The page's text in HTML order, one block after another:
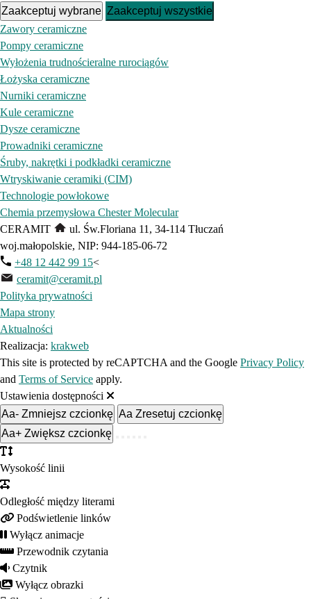
Zaakceptuj wybrane Zaakceptuj wszystkie
Zawory ceramiczne
Pompy ceramiczne
Wyłożenia trudnościeralne rurociągów
Łożyska ceramiczne
Nurniki ceramiczne
Kule ceramiczne
Dysze ceramiczne
Prowadniki ceramiczne
Śruby, nakrętki i podkładki ceramiczne
Wtryskiwanie ceramiki (CIM)
Technologie powłokowe
Chemia przemysłowa Chester Molecular
CERAMIT
ul. Św.Floriana 11, 34‑114 Tłuczań
woj.małopolskie, NIP: 944-185-06-72
+48 12 442 99 15<
ceramit@ceramit.pl
Polityka prywatności
Mapa strony
Aktualności
Realizacja: krakweb
This site is protected by reCAPTCHA and the Google Privacy Policy
and Terms of Service apply.
Ustawienia dostępności
Aa- Zmniejsz czcionkę Aa Zresetuj czcionkę
Aa+ Zwiększ czcionkę
Wysokość linii
Odległość między literami
Podświetlenie linków
Wyłącz animacje
Przewodnik czytania
Czytnik
Wyłącz obrazki